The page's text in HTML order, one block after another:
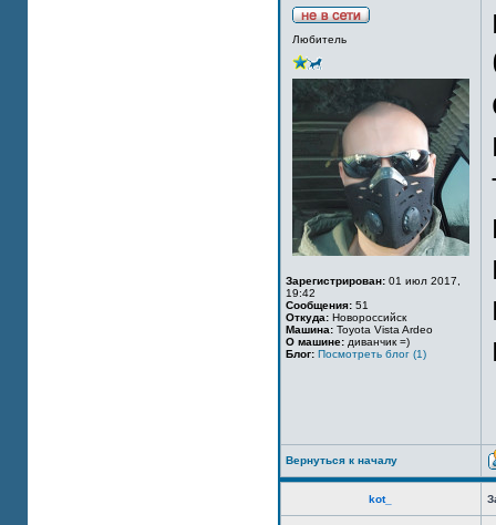
Любитель
Зарегистрирован: 01 июл 2017,
19:42
Сообщения: 51
Откуда: Новороссийск
Машина: Toyota Vista Ardeo
О машине: диванчик =)
Блог: Посмотреть блог (1)
Вернуться к началу
kot_